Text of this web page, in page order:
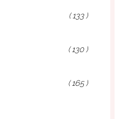
( 133 )
( 130 )
( 165 )